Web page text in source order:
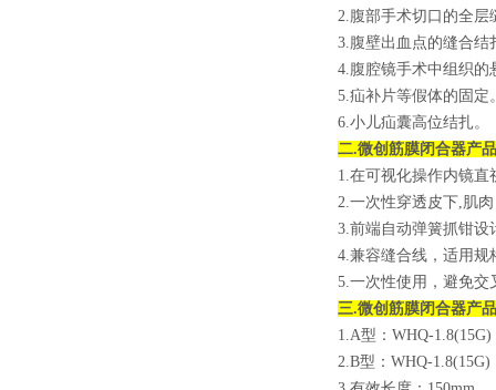
2.腹部手术切口的全层
3.腹壁出血点的缝合结
4.腹腔镜手术中组织的
5.疝补片等假体的固定
6.小儿疝囊高位结扎。
二.微创筋膜闭合器产
1.在可视化操作内镜直
2.一次性穿透皮下,肌
3.前端自动弹簧抓钳设
4.兼容缝合线，适用规
5.一次性使用，避免交
三.微创筋膜闭合器产
1.A型：WHQ-
2.B型：WHQ-